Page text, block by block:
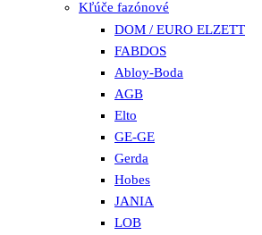
Kľúče fazónové
DOM / EURO ELZETT
FABDOS
Abloy-Boda
AGB
Elto
GE-GE
Gerda
Hobes
JANIA
LOB